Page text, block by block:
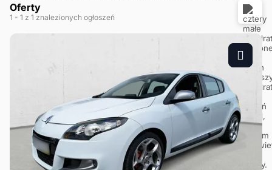
Oferty
1 - 1 z 1 znalezionych ogłoszeń